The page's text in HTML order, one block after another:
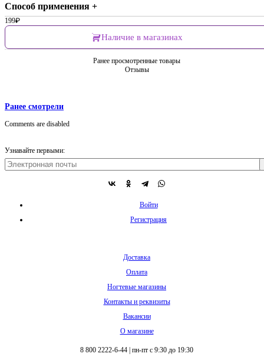
Способ применения +
199₽
Наличие в магазинах
Ранее просмотренные товары
Отзывы
Ранее смотрели
Comments are disabled
Узнавайте первыми:
Войти
Регистрация
Доставка
Оплата
Ногтевые магазины
Контакты и реквизиты
Вакансии
О магазине
8 800 2222-6-44 пн-пт с 9:30 до 19:30